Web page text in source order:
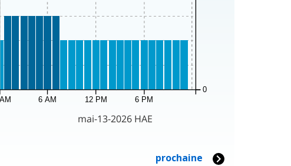
6 AM 12 PM 6 PM
0
mai-13-2026 HAE
prochaine